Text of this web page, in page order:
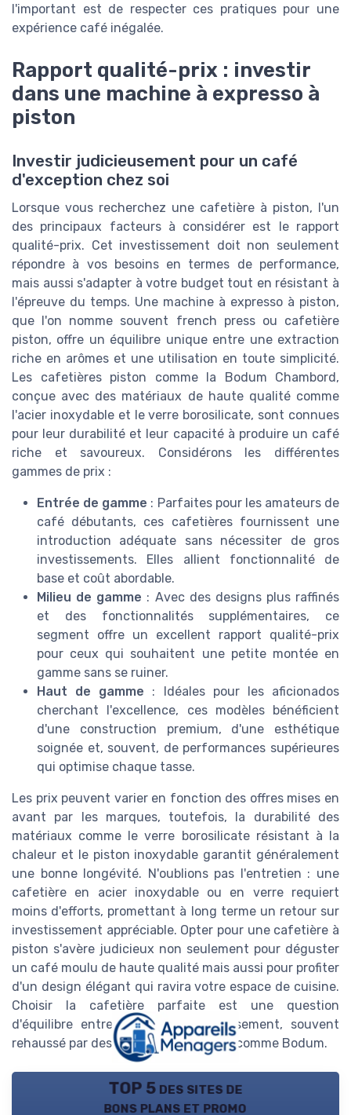
l'important est de respecter ces pratiques pour une
expérience café inégalée.
Rapport qualité-prix : investir
dans une machine à expresso à
piston
Investir judicieusement pour un café
d'exception chez soi
Lorsque vous recherchez une cafetière à piston, l'un
des principaux facteurs à considérer est le rapport
qualité-prix. Cet investissement doit non seulement
répondre à vos besoins en termes de performance,
mais aussi s'adapter à votre budget tout en résistant à
l'épreuve du temps. Une machine à expresso à piston,
que l'on nomme souvent french press ou cafetière
piston, offre un équilibre unique entre une extraction
riche en arômes et une utilisation en toute simplicité.
Les cafetières piston comme la Bodum Chambord,
conçue avec des matériaux de haute qualité comme
l'acier inoxydable et le verre borosilicate, sont connues
pour leur durabilité et leur capacité à produire un café
riche et savoureux. Considérons les différentes
gammes de prix :
Entrée de gamme : Parfaites pour les amateurs de
café débutants, ces cafetières fournissent une
introduction adéquate sans nécessiter de gros
investissements. Elles allient fonctionnalité de
base et coût abordable.
Milieu de gamme : Avec des designs plus raffinés
et des fonctionnalités supplémentaires, ce
segment offre un excellent rapport qualité-prix
pour ceux qui souhaitent une petite montée en
gamme sans se ruiner.
Haut de gamme : Idéales pour les aficionados
cherchant l'excellence, ces modèles bénéficient
d'une construction premium, d'une esthétique
soignée et, souvent, de performances supérieures
qui optimise chaque tasse.
Les prix peuvent varier en fonction des offres mises en
avant par les marques, toutefois, la durabilité des
matériaux comme le verre borosilicate résistant à la
chaleur et le piston inoxydable garantit généralement
une bonne longévité. N'oublions pas l'entretien : une
cafetière en acier inoxydable ou en verre requiert
moins d'efforts, promettant à long terme un retour sur
investissement appréciable. Opter pour une cafetière à
piston s'avère judicieux non seulement pour déguster
un café moulu de haute qualité mais aussi pour profiter
d'un design élégant qui ravira votre espace de cuisine.
Choisir la cafetière parfaite est une question
d'équilibre entre qualité et investissement, souvent
rehaussé par des marques reconnues comme Bodum.
TOP 5 des sites de
bons plans et promo